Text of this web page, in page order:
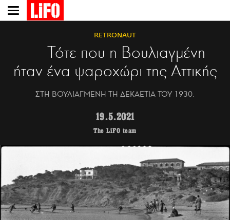
Παράκαμψη
προς
RETRONAUT
Τότε που η Βουλιαγμένη
ήταν ένα ψαροχώρι της Αττικής
ΣΤΗ ΒΟΥΛΙΑΓΜΕΝΗ ΤΗ ΔΕΚΑΕΤΙΑ ΤΟΥ 1930.
19.5.2021
The LiFO team